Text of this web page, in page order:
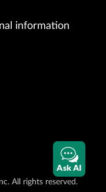
information
All rights reserved.
Ask AI